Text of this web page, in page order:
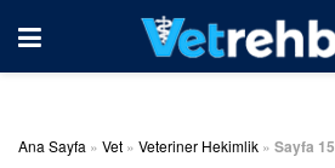
Ana Sayfa » Vet » Veteriner Hekimlik » Sayfa 15